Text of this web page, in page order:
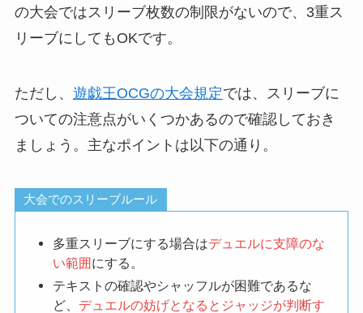
の大会ではスリーブ枚数の制限がないので、3重ス
リーブにしてもOKです。
ただし、 遊戯王OCGの大会規定では、スリーブに
ついての注意点がいくつかあるので確認しておき
ましょう。主なポイントは以下の通り。
大会でのスリーブルール
多重スリーブにする場合はデュエルに支障のな
い範囲にする。
テキストの確認やシャッフルが困難であるな
ど、 デュエルの妨げとなるとジャッジが判断す